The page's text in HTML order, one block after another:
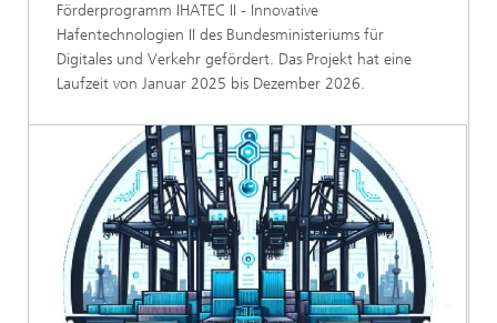
Förderprogramm IHATEC II - Innovative
Hafentechnologien II des Bundesministeriums für
Digitales und Verkehr gefördert. Das Projekt hat eine
Laufzeit von Januar 2025 bis Dezember 2026.